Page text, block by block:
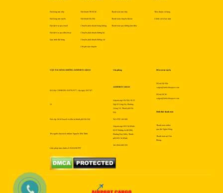
Đặt hàng trực tiếp
Đặt hàng trực tuyến
Đặt dịch vụ qua email
Đặt dịch vụ qua điện thoại
Quy trình đặt hàng
Nội thành TP.HCM
Nội thành Hà Nội
Chuyển phát nhanh hàng không
Chuyển phát nhanh đường bộ
Chuyển phát nhanh đường sắt
Chi phí vận chuyển
Thanh toán trực tiếp
Thanh toán chuyển khoản
Thanh toán qua đường bưu điện
Thỏa thuận sử dụng
Chính sách bảo mật
VẬN TẢI HÀNG KHÔNG AIRPORTCARGO
Số Giấy CNĐKDN: 0107912577, cấp ngày 2017-07-
12
Nơi cấp: Sở kế hoạch và đầu tư thành phố Hà Nội
Tên người chịu trách nhiệm: Nguyễn Tiến Trình
Giấy phép bưu chính số 353/GP-BTTT
Văn phòng
AIRPORTCARGO
Airportcargo Hà Nội: Số 25
Ngõ 81 Láng Hạ, Phường
Giảng Võ, Thành phố Hà
Nội
Tel: 0795 166 689
Airportcargo Hồ Chí Minh:
Số 87 Đường A4 (K300),
Phường Bảy Hiền, Thành
phố Hồ Chí Minh
Tel: 0934 689 559
Hỗ trợ trực tuyến
Hỗ trợ Hà Nội:
saigon@indochinapost.com
Hỗ trợ HCM:
saigon@indochinapost.com
Hình thức thanh toán
Thanh toán online
qua thẻ Ngân Hàng
Thanh toán tại Văn
Phòng